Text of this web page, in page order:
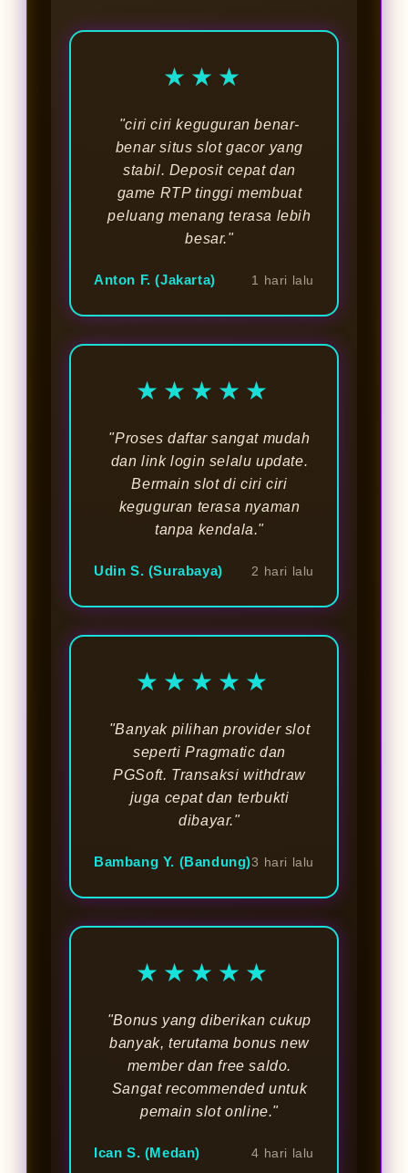
★★★
"ciri ciri keguguran benar-
benar situs slot gacor yang
stabil. Deposit cepat dan
game RTP tinggi membuat
peluang menang terasa lebih
besar."
Anton F. (Jakarta) 1 hari lalu
★★★★★
"Proses daftar sangat mudah
dan link login selalu update.
Bermain slot di ciri ciri
keguguran terasa nyaman
tanpa kendala."
Udin S. (Surabaya) 2 hari lalu
★★★★★
"Banyak pilihan provider slot
seperti Pragmatic dan
PGSoft. Transaksi withdraw
juga cepat dan terbukti
dibayar."
Bambang Y. (Bandung)3 hari lalu
★★★★★
"Bonus yang diberikan cukup
banyak, terutama bonus new
member dan free saldo.
Sangat recommended untuk
pemain slot online."
Ican S. (Medan) 4 hari lalu